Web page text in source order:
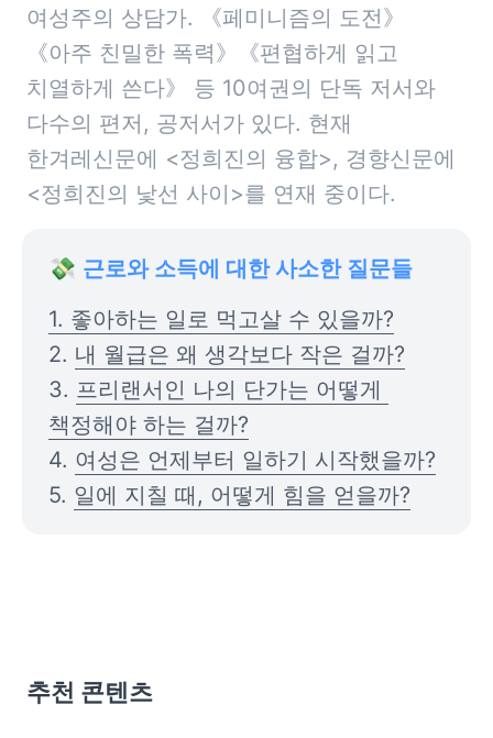
여성주의 상담가. 《페미니즘의 도전》
《아주 친밀한 폭력》《편협하게 읽고
치열하게 쓴다》 등 10여권의 단독 저서와
다수의 편저, 공저서가 있다. 현재
한겨레신문에 <정희진의 융합>, 경향신문에
<정희진의 낯선 사이>를 연재 중이다.
💸 근로와 소득에 대한 사소한 질문들
1. 좋아하는 일로 먹고살 수 있을까?
2. 내 월급은 왜 생각보다 작은 걸까?
3. 프리랜서인 나의 단가는 어떻게
책정해야 하는 걸까?
4. 여성은 언제부터 일하기 시작했을까?
5. 일에 지칠 때, 어떻게 힘을 얻을까?
추천 콘텐츠